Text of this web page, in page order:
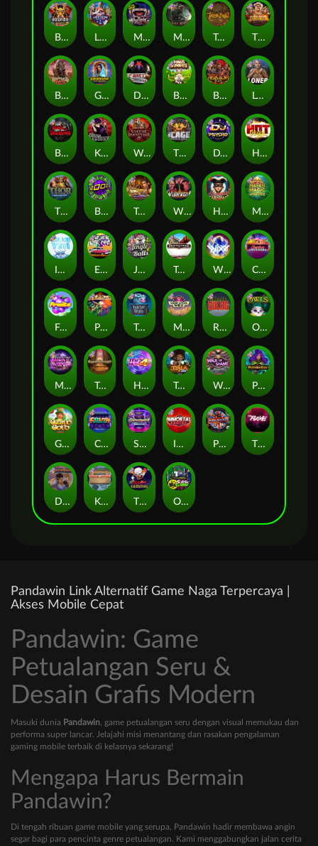
Munchies
Loner
Manhattan Goes Wild
Book Of Shadows
Tractor Beam
Casino Win Spin
The Cage Hot Nudge
Land of the Free
Brick Snake 2000
Starstruck
Warrior Graveyard xNudge
Barbarian Fury
Poison Eve
Devil's Crossroad
Tomb of Nefertiti
Tomb of Akhenaten
Golden Genie And The Walking Wilds
Immortal Fruits
Tesla Jolt
Dungeon Quest
Coins of Fortune
Mayan Magic Wildfire
WiXX
Outsourced: Slash Game
Fruits
Bonus Bunnies
DJ Psycho
Hot 4 Cash
Buffalo Hunter
Tombstone
Owls
Punk Rocker
Milky Ways
Gaelic Gold
East Coast Vs West Coast
The Creepy Carnival
Whacked
Jingle Balls
Harlequin Carnival
Walk of Shame
Misery Mining
Kitchen Drama: Sushi Mania
Pixies vs Pirates
Thor: Hammer Time
Ice Ice Yeti
Remember Gulag
Karen Maneater
True kult
Bushido Way xNudge The Border
The Rave
Pandawin Link Alternatif Game Naga Terpercaya |
Akses Mobile Cepat
Pandawin: Game
Petualangan Seru &
Desain Grafis Modern
Masuki dunia Pandawin, game petualangan seru dengan visual memukau dan
performa super lancar. Jelajahi misi menantang dan rasakan pengalaman
gaming mobile terbaik di kelasnya sekarang!
Mengapa Harus Bermain
Pandawin?
Di tengah ribuan game mobile yang serupa, Pandawin hadir membawa angin
segar bagi para pencinta genre petualangan. Kami menggabungkan jalan cerita